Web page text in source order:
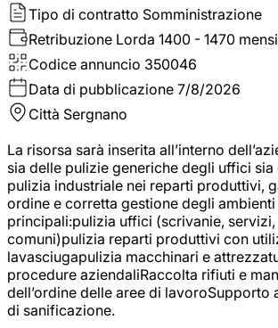
Tipo di contratto Somministrazione
Retribuzione Lorda 1400 - 1470
Codice annuncio 350046
Data di pubblicazione 7/8/2026
Città Sergnano
La risorsa sarà inserita all’interno
sia delle pulizie generiche degli uffici
pulizia industriale nei reparti produttivi,
ordine e corretta gestione degli
principali:pulizia uffici (scrivanie, servizi,
comuni)pulizia reparti produttivi con
lavasciugapulizia macchinari e
procedure aziendaliRaccolta rifiuti e
dell’ordine delle aree di lavoroSupporto
di sanificazione.